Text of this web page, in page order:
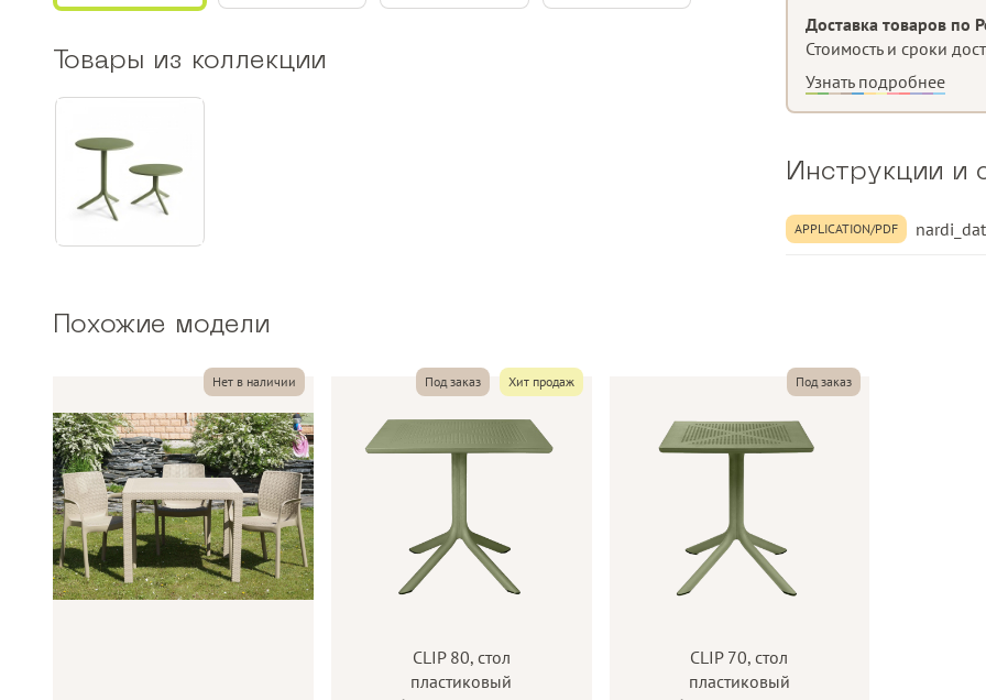
Товары из коллекции
Высота, см
Материал
Съемный
Оснащен
Возможность
двойной высоты
Материал изделия
плетения
Доставка товаров по
Стоимость и сроки
Узнать подробнее
Инструкции и
APPLICATION/PDF
Похожие модели
Нет в наличии Под заказ Хит продаж
CLIP 80, стол
пластиковый
Под заказ
CLIP 70, стол
пластиковый